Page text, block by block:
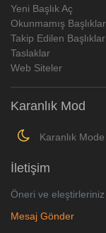
Yeni Başlık Aç
Okunmamış Başlıklar
Takip Edilen Başlıklar
Taslaklar
Web Siteler
Karanlık Mod
Karanlık Mode
İletişim
Öneri ve eleştirleriniz
Mesaj Gönder